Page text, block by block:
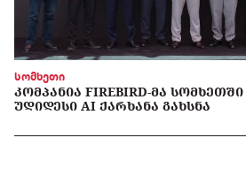
სომხეთი
ᲙᲝᲛᲞᲐᲜᲘᲐ FIREBIRD-ᲛᲐ
ᲣᲓᲘᲓᲔᲡᲘ AI ᲥᲐᲠᲮᲐᲜᲐ ᲒᲐᲮᲡᲜᲐ